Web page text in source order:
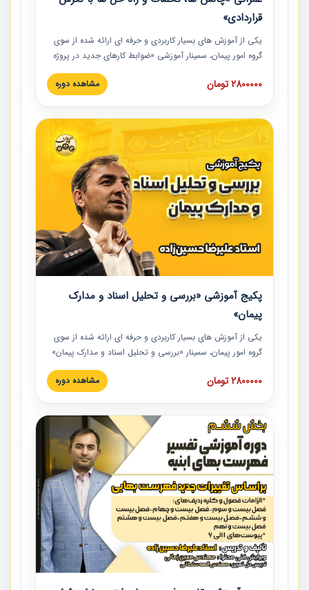
قراردادی»
یکی از آموزش‏‏‏‏‏‏ های بسیار کاربردی و حرفه‏ ای ارائه شده از سوی
گروه امور پیمان، سمینار آموزشی «ضوابط کارهای جدید در پروژه
های عمرانی» چالش ها، تخلفات و راه حل ها با نگرش قراردادی
است که در محل سندیکای شرکت های ساختمانی کشور ارائه شد.
مدارک پیمان به همراه تجربیات عملی ارائه شده است.
2800000 تومان مشاهده دوره
پکیج آموزشی «بررسی و تحلیل اسناد و مدارک
پیمان»
یکی از آموزش‏‏‏‏‏‏ های بسیار کاربردی و حرفه‏ ای ارائه شده از سوی
گروه امور پیمان، سمینار «بررسی و تحلیل اسناد و مدارک پیمان»
است که در دانشگاه صنعتی شریف ارائه شد. در این آموزش
نکات کلیدی مربوط به اسناد و مدارک پیمان، اولویت بندی اسناد
پیمان به همراه تجربیات عملی در این خصوص ارائه شده است.
2800000 تومان مشاهده دوره